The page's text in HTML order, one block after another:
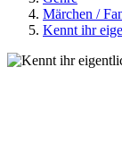
Märchen /
Kennt ihr